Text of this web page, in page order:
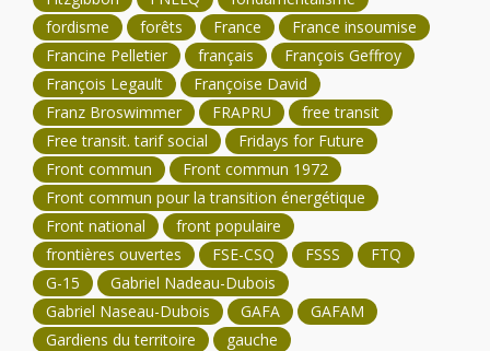
fordisme
forêts France
France insoumise
Francine Pelletier
français
François Geffroy
François Legault
Françoise David
Franz Broswimmer
FRAPRU
free transit
Free transit. tarif social
Fridays for Future
Front commun
Front commun 1972
Front commun pour la transition énergétique
Front national
front populaire
frontières ouvertes
FSE-CSQ FSSS
FTQ
G-15
Gabriel Nadeau-Dubois
Gabriel Naseau-Dubois
GAFA
GAFAM
Gardiens du territoire
gauche